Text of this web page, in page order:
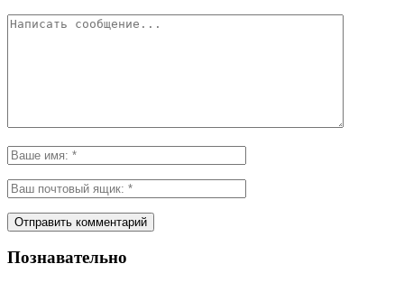
Познавательно